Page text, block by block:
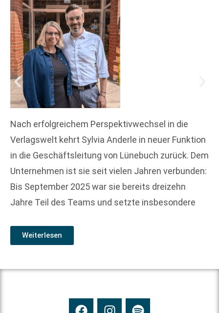
Nach erfolgreichem Perspektivwechsel in die
Verlagswelt kehrt Sylvia Anderle in neuer Funktion
in die Geschäftsleitung von Lünebuch zurück. Dem
Unternehmen ist sie seit vielen Jahren verbunden:
Bis September 2025 war sie bereits dreizehn
Jahre Teil des Teams und setzte insbesondere
Weiterlesen